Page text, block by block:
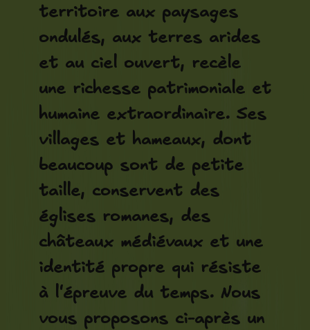
territoire aux paysages
ondulés, aux terres arides
et au ciel ouvert, recèle
une richesse patrimoniale et
humaine extraordinaire. Ses
villages et hameaux, dont
beaucoup sont de petite
taille, conservent des
églises romanes, des
châteaux médiévaux et une
identité propre qui résiste
à l'épreuve du temps. Nous
vous proposons ci-après un